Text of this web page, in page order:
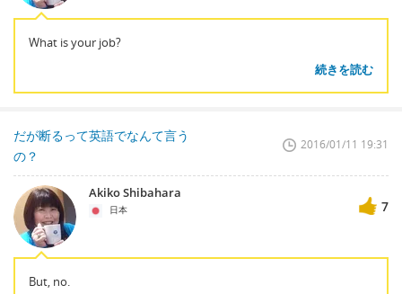
What is your job?
続きを読む
だが断るって英語でなんて言う
の？
2016/01/11 19:31
Akiko Shibahara
日本 7
But, no.